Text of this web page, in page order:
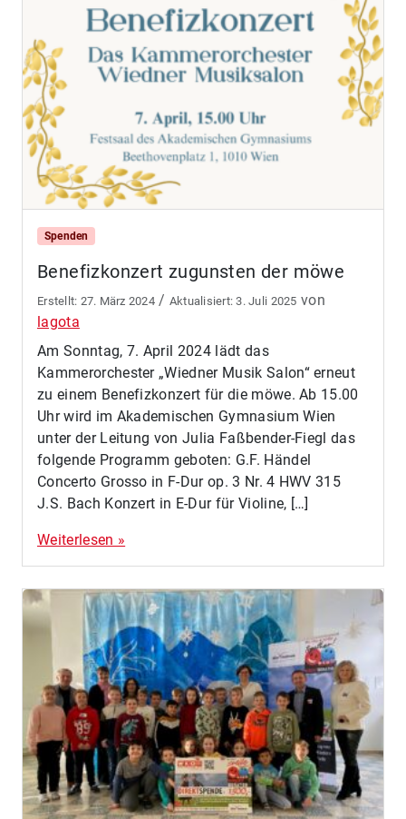
Spenden
Benefizkonzert zugunsten der möwe
27. März 2024 / 3. Juli 2025 von
lagota
Am Sonntag, 7. April 2024 lädt das
Kammerorchester „Wiedner Musik Salon“ erneut
zu einem Benefizkonzert für die möwe. Ab 15.00
Uhr wird im Akademischen Gymnasium Wien
unter der Leitung von Julia Faßbender-Fiegl das
folgende Programm geboten: G.F. Händel
Concerto Grosso in F-Dur op. 3 Nr. 4 HWV 315
J.S. Bach Konzert in E-Dur für Violine, […]
Weiterlesen »